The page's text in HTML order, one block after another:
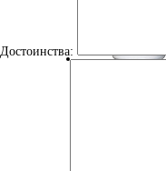
Достоинства: